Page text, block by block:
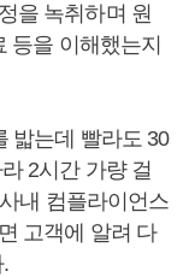
을 녹취하며 원
등을 이해했는지
밟는데 빨라도 30
2시간 가량 걸
내 컴플라이언스
고객에 알려 다